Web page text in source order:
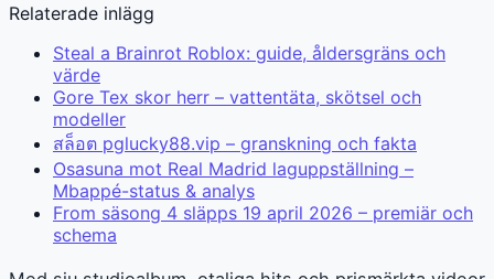
Relaterade inlägg
Steal a Brainrot Roblox: guide, åldersgräns och
värde
Gore Tex skor herr – vattentäta, skötsel och
modeller
สล็อต pglucky88.vip – granskning och fakta
Osasuna mot Real Madrid laguppställning –
Mbappé-status & analys
From säsong 4 släpps 19 april 2026 – premiär och
schema